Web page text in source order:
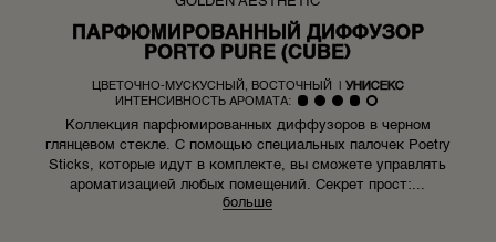
ПАРФЮМИРОВАННЫЙ ДИФФУЗОР
PORTO PURE (CUBE)
ЦВЕТОЧНО-МУСКУСНЫЙ, ВОСТОЧНЫЙ
УНИСЕКС
ИНТЕНСИВНОСТЬ АРОМАТА:
Коллекция парфюмированных диффузоров в черном
глянцевом стекле. С помощью специальных палочек Poetry
Sticks, которые идут в комплекте, вы сможете управлять
ароматизацией любых помещений. Секрет прост:...
больше